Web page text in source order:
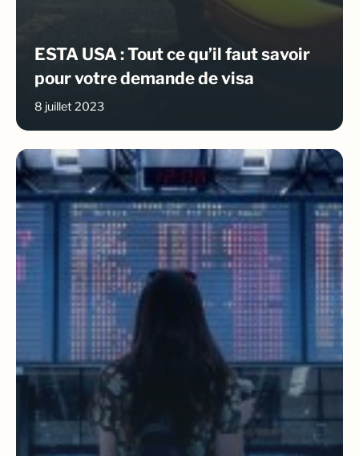
ESTA USA : Tout ce qu’il faut savoir
pour votre demande de visa
8 juillet 2023